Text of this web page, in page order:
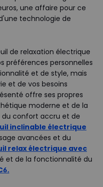
une affaire pour ce
technologie de
de relaxation électrique
préférences personnelles
et de style, mais
et de vos besoins
offre ses propres
moderne et de la
du confort accru et de
inclinable électrique
avancées et du
relax électrique avec
et de la fonctionnalité du